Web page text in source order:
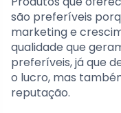
são preferíveis
marketing e
qualidade que
preferíveis, já que
o lucro, mas
reputação.